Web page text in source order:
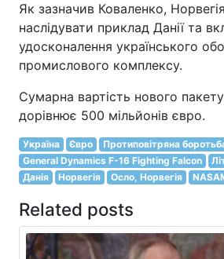
Як зазначив Коваленко,
наслідувати приклад Данії та
удосконалення українського
промислового комплексу.
Сумарна вартість нового
дорівнює 500 мільйонів євро.
Україна Євро
Протиповітряна
General Dynamics F-16 Fighting Falcon
Данія
Норвегія Осло, Норвегія
Related posts